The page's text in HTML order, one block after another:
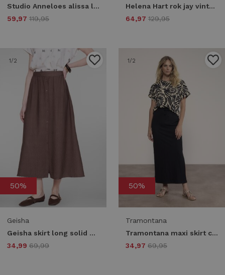
Studio Anneloes alissa lace skirt 13758 8700 espresso
59,97 119,95
Helena Hart rok jay vinty 7798 Skort choco
64,97 129,95
1/2
50%
Geisha
Geisha skirt long solid 66340-70 775 brown
34,99 69,99
1/2
50%
Tramontana
Tramontana maxi skirt cotton slub e02-20-201 009000-black
34,97 69,95